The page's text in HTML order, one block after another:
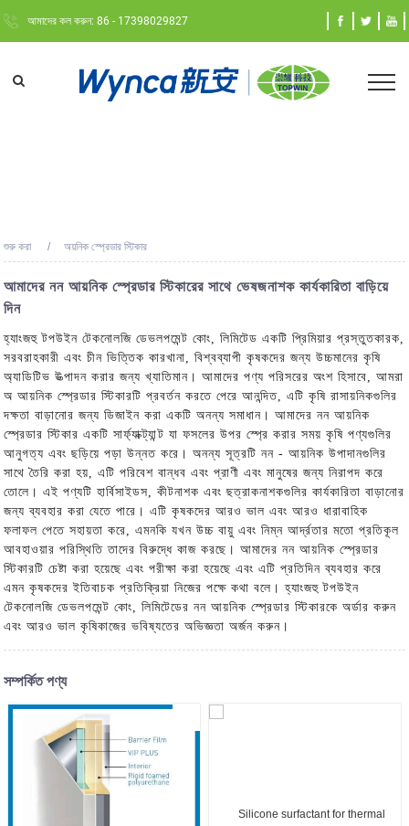
আমাদের কল করুন: 86 - 17398029827
শুরু করা অয়নিক স্প্রেডার স্টিকার
আমাদের নন আয়নিক স্প্রেডার স্টিকারের সাথে ভেষজনাশক কার্যকারিতা বাড়িয়ে
দিন
হ্যাংজহু টপউইন টেকনোলজি ডেভলপমেন্ট কোং, লিমিটেড একটি প্রিমিয়ার প্রস্তুতকারক,
সরবরাহকারী এবং চীন ভিত্তিক কারখানা, বিশ্বব্যাপী কৃষকদের জন্য উচ্চমানের কৃষি
অ্যাডিটিভ উত্পাদন করার জন্য খ্যাতিমান। আমাদের পণ্য পরিসরের অংশ হিসাবে, আমরা
অ আয়নিক স্প্রেডার স্টিকারটি প্রবর্তন করতে পেরে আনন্দিত, এটি কৃষি রাসায়নিকগুলির
দক্ষতা বাড়ানোর জন্য ডিজাইন করা একটি অনন্য সমাধান। আমাদের নন আয়নিক
স্প্রেডার স্টিকার একটি সার্ফ্যাক্ট্যান্ট যা ফসলের উপর স্প্রে করার সময় কৃষি পণ্যগুলির
আনুগত্য এবং ছড়িয়ে পড়া উন্নত করে। অনন্য সূত্রটি নন - আয়নিক উপাদানগুলির
সাথে তৈরি করা হয়, এটি পরিবেশ বান্ধব এবং প্রাণী এবং মানুষের জন্য নিরাপদ করে
তোলে। এই পণ্যটি হার্বিসাইডস, কীটনাশক এবং ছত্রাকনাশকগুলির কার্যকারিতা বাড়ানোর
জন্য ব্যবহার করা যেতে পারে। এটি কৃষকদের আরও ভাল এবং আরও ধারাবাহিক
ফলাফল পেতে সহায়তা করে, এমনকি যখন উচ্চ বায়ু এবং নিম্ন আর্দ্রতার মতো প্রতিকূল
আবহাওয়ার পরিস্থিতি তাদের বিরুদ্ধে কাজ করছে। আমাদের নন আয়নিক স্প্রেডার
স্টিকারটি চেষ্টা করা হয়েছে এবং পরীক্ষা করা হয়েছে এবং এটি প্রতিদিন ব্যবহার করে
এমন কৃষকদের ইতিবাচক প্রতিক্রিয়া নিজের পক্ষে কথা বলে। হ্যাংজহু টপউইন
টেকনোলজি ডেভলপমেন্ট কোং, লিমিটেডের নন আয়নিক স্প্রেডার স্টিকারকে অর্ডার করুন
এবং আরও ভাল কৃষিকাজের ভবিষ্যতের অভিজ্ঞতা অর্জন করুন।
সম্পর্কিত পণ্য